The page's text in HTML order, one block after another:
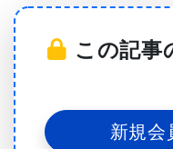
Timothy Whitehead氏
Damian C. Ekiert氏で
研究所(Scripps
Skaggs研究所
Biology)の出身でも
この記事
新規会